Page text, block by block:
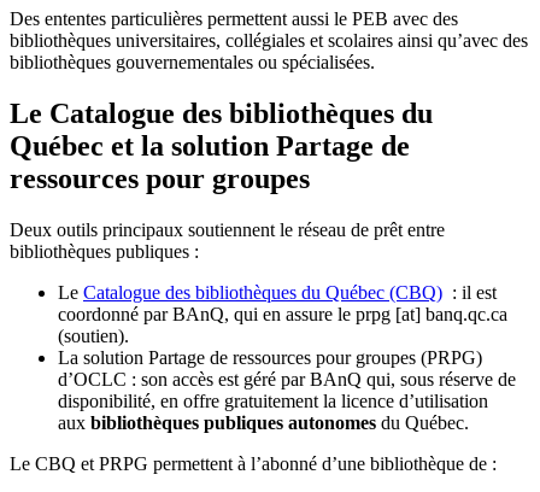
Des ententes particulières permettent aussi le PEB avec des
bibliothèques universitaires, collégiales et scolaires ainsi qu’avec des
bibliothèques gouvernementales ou spécialisées.
Le Catalogue des bibliothèques du
Québec et la solution Partage de
ressources pour groupes
Deux outils principaux soutiennent le réseau de prêt entre
bibliothèques publiques :
Le Catalogue des bibliothèques du Québec (CBQ) : il est
coordonné par BAnQ, qui en assure le prpg [at] banq.qc.ca
(soutien).
La solution Partage de ressources pour groupes (PRPG)
d’OCLC : son accès est géré par BAnQ qui, sous réserve de
disponibilité, en offre gratuitement la licence d’utilisation
aux bibliothèques publiques autonomes du Québec.
Le CBQ et PRPG permettent à l’abonné d’une bibliothèque de :